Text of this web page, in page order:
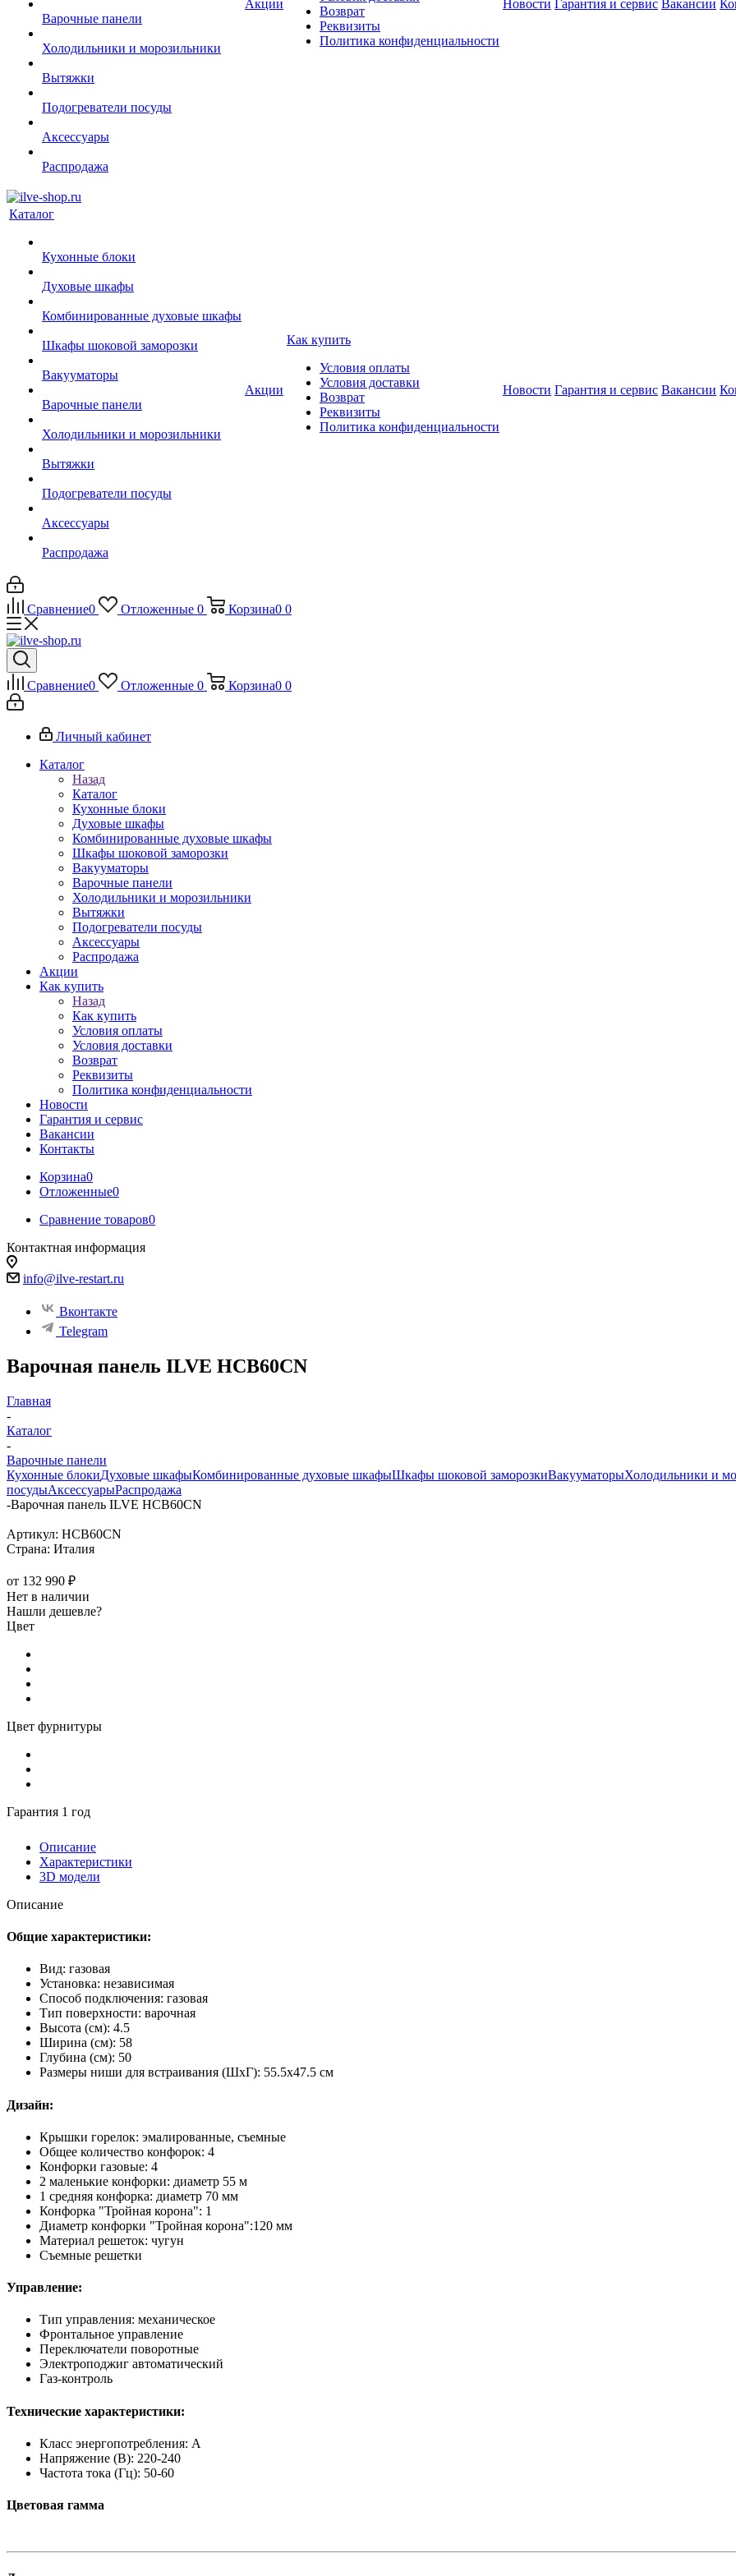
Варочные панели
Холодильники и морозильники
Вытяжки
Подогреватели посуды
Аксессуары
Распродажа
Акции
Возврат
Реквизиты
Политика конфиденциальности
Новости Гарантия и сервис Вакансии
Каталог
Кухонные блоки
Духовые шкафы
Комбинированные духовые шкафы
Шкафы шоковой заморозки
Вакууматоры
Варочные панели
Холодильники и морозильники
Вытяжки
Подогреватели посуды
Аксессуары
Распродажа
Акции
Как купить
Условия оплаты
Условия доставки
Возврат
Реквизиты
Политика конфиденциальности
Новости Гарантия и сервис Вакансии
Сравнение0 Отложенные 0 Корзина0 0
Сравнение0 Отложенные 0 Корзина0 0
Личный кабинет
Каталог
Назад
Каталог
Кухонные блоки
Духовые шкафы
Комбинированные духовые шкафы
Шкафы шоковой заморозки
Вакууматоры
Варочные панели
Холодильники и морозильники
Вытяжки
Подогреватели посуды
Аксессуары
Распродажа
Акции
Как купить
Назад
Как купить
Условия оплаты
Условия доставки
Возврат
Реквизиты
Политика конфиденциальности
Новости
Гарантия и сервис
Вакансии
Контакты
Корзина0
Отложенные0
Сравнение товаров0
Контактная информация
info@ilve-restart.ru
Вконтакте
Telegram
Варочная панель ILVE HCB60CN
Главная
-
Каталог
-
Варочные панели
Кухонные блокиДуховые шкафыКомбинированные духовые шкафыШкафы шоковой заморозкиВакууматорыХолодильники и
посудыАксессуарыРаспродажа
-Варочная панель ILVE HCB60CN
Артикул: HCB60CN
Страна: Италия
от 132 990 ₽
Нет в наличии
Нашли дешевле?
Цвет
Цвет фурнитуры
Гарантия 1 год
Описание
Характеристики
3D модели
Описание
Общие характеристики:
Вид: газовая
Установка: независимая
Способ подключения: газовая
Тип поверхности: варочная
Высота (см): 4.5
Ширина (см): 58
Глубина (см): 50
Размеры ниши для встраивания (ШхГ): 55.5х47.5 см
Дизайн:
Крышки горелок: эмалированные, съемные
Общее количество конфорок: 4
Конфорки газовые: 4
2 маленькие конфорки: диаметр 55 м
1 средняя конфорка: диаметр 70 мм
Конфорка "Тройная корона": 1
Диаметр конфорки "Тройная корона":120 мм
Материал решеток: чугун
Съемные решетки
Управление:
Тип управления: механическое
Фронтальное управление
Переключатели поворотные
Электроподжиг автоматический
Газ-контроль
Технические характеристики:
Класс энергопотребления: A
Напряжение (В): 220-240
Частота тока (Гц): 50-60
Цветовая гамма